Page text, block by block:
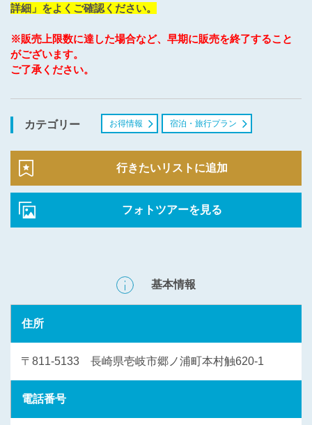
詳細」をよくご確認ください。
※販売上限数に達した場合など、早期に販売を終了すること
がございます。
ご了承ください。
カテゴリー お得情報 宿泊・旅行プラン
行きたいリストに追加
フォトツアーを見る
基本情報
住所
〒811-5133 長崎県壱岐市郷ノ浦町本村触620-1
電話番号